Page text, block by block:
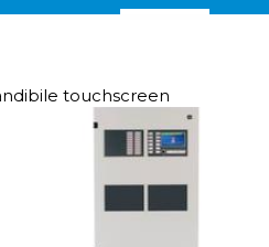
touchscreen